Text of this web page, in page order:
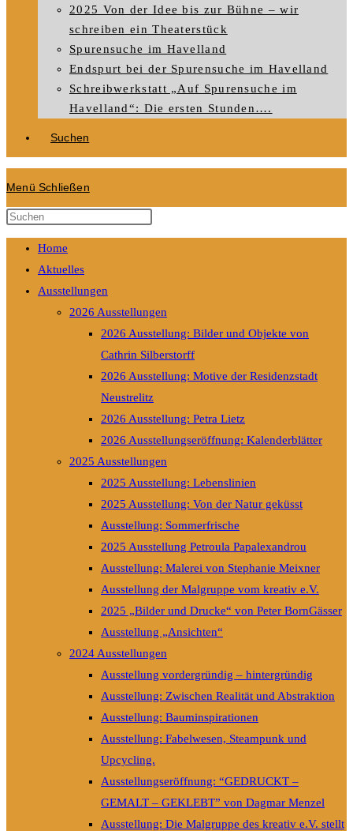
2025 Von der Idee bis zur Bühne – wir
schreiben ein Theaterstück
Spurensuche im Havelland
Endspurt bei der Spurensuche im Havelland
Schreibwerkstatt „Auf Spurensuche im
Havelland“: Die ersten Stunden….
Suchen
Menü Schließen
Diese
Website
durchsuchen
Home
Aktuelles
Ausstellungen
2026 Ausstellungen
2026 Ausstellung: Bilder und Objekte von
Cathrin Silberstorff
2026 Ausstellung: Motive der Residenzstadt
Neustrelitz
2026 Ausstellung: Petra Lietz
2026 Ausstellungseröffnung: Kalenderblätter
2025 Ausstellungen
2025 Ausstellung: Lebenslinien
2025 Ausstellung: Von der Natur geküsst
Ausstellung: Sommerfrische
2025 Ausstellung Petroula Papalexandrou
Ausstellung: Malerei von Stephanie Meixner
Ausstellung der Malgruppe vom kreativ e.V.
2025 „Bilder und Drucke“ von Peter BornGässer
Ausstellung „Ansichten“
2024 Ausstellungen
Ausstellung vordergründig – hintergründig
Ausstellung: Zwischen Realität und Abstraktion
Ausstellung: Bauminspirationen
Ausstellung: Fabelwesen, Steampunk und
Upcycling.
Ausstellungseröffnung: “GEDRUCKT –
GEMALT – GEKLEBT” von Dagmar Menzel
Ausstellung: Die Malgruppe des kreativ e.V. stellt